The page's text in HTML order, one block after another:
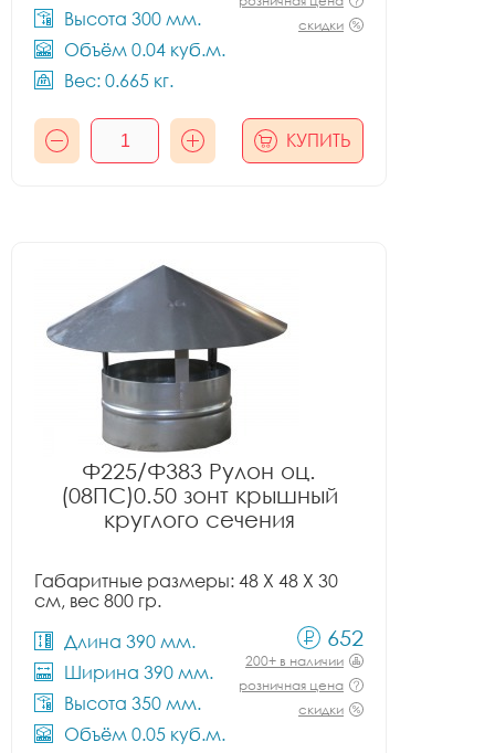
Высота 300 мм.
Объём 0.04 куб.м.
Вес: 0.665 кг.
скидки
КУПИТЬ
Ф225/Ф383 Рулон оц.
(08ПС)0.50 зонт крышный
круглого сечения
Габаритные размеры: 48 X 48 X 30
см, вес 800 гр.
Длина 390 мм.
Ширина 390 мм.
Высота 350 мм.
Объём 0.05 куб.м.
652
200+ в наличии
розничная цена
скидки